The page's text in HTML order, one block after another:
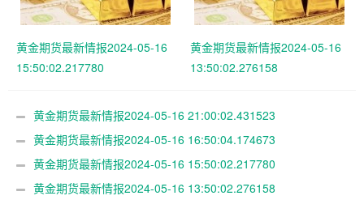
黄金期货最新情报2024-05-16
15:50:02.217780
黄金期货最新情报2024-05-16
13:50:02.276158
黄金期货最新情报2024-05-16 21:00:02.431523
黄金期货最新情报2024-05-16 16:50:04.174673
黄金期货最新情报2024-05-16 15:50:02.217780
黄金期货最新情报2024-05-16 13:50:02.276158